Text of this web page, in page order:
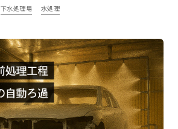
下水処理場 水処理